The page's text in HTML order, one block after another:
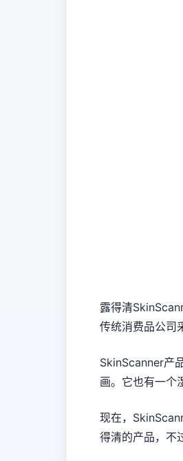
露得清
传统消费品公司
SkinScanner产
画。它也有一个
现在，
得清的产品，不